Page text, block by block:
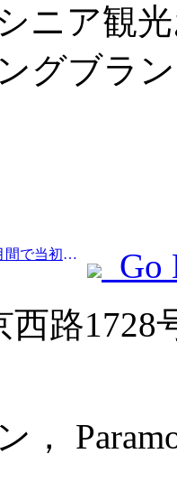
ニア観
グブラ
Prev:上海は今年最初の11か月間で当初の予想を上回る828万2千人の観光客を受け入れた。
Go
路1728
，